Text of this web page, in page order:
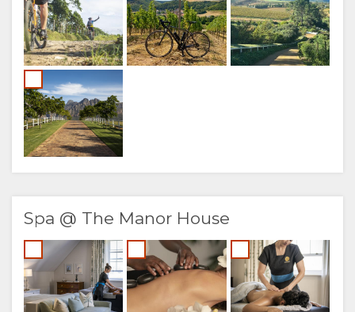
Spa @ The Manor House